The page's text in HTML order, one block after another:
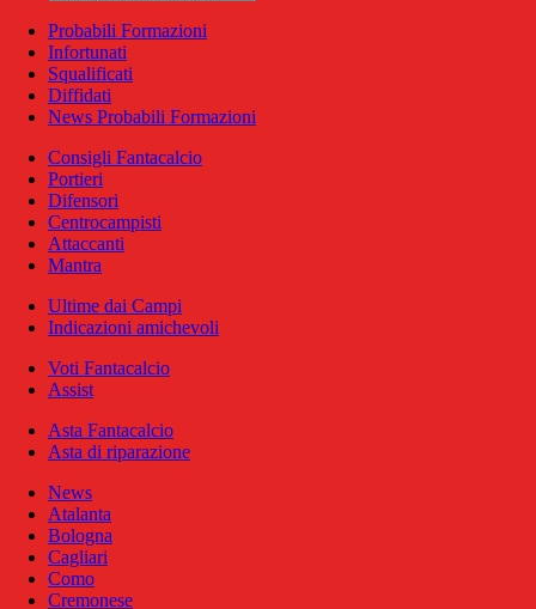
Probabili Formazioni
Infortunati
Squalificati
Diffidati
News Probabili Formazioni
Consigli Fantacalcio
Portieri
Difensori
Centrocampisti
Attaccanti
Mantra
Ultime dai Campi
Indicazioni amichevoli
Voti Fantacalcio
Assist
Asta Fantacalcio
Asta di riparazione
News
Atalanta
Bologna
Cagliari
Como
Cremonese